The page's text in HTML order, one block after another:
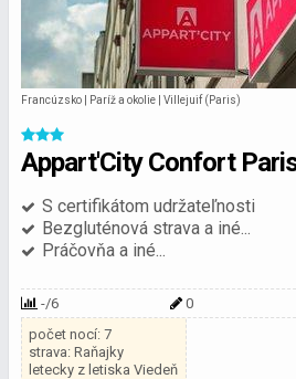
Francúzsko | Paríž a okolie | Villejuif (Paris)
Appart'City Confort
S certifikátom udržateľnosti
Bezgluténová strava a iné...
Práčovňa a iné...
-/6 0
počet nocí: 7
strava: Raňajky
letecky z letiska Viedeň